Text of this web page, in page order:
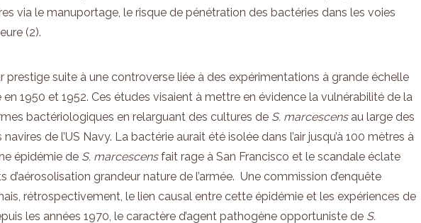
via le manuportage, le risque de pénétration des bactéries dans les voies
(2).
prestige suite à une controverse liée à des expérimentations à grande échelle
en 1950 et 1952. Ces études visaient à mettre en évidence la vulnérabilité de la
bactériologiques en relarguant des cultures de S. marcescens au large des
de l’US Navy. La bactérie aurait été isolée dans l’air jusqu’à 100 mètres à
épidémie de S. marcescensfait rage à San Francisco et le scandale éclate
d’aérosolisation grandeur nature de l’armée. Une commission d’enquête
rétrospectivement, le lien causal entre cette épidémie et les expériences de
les années 1970, le caractère d’agent pathogène opportuniste de S.